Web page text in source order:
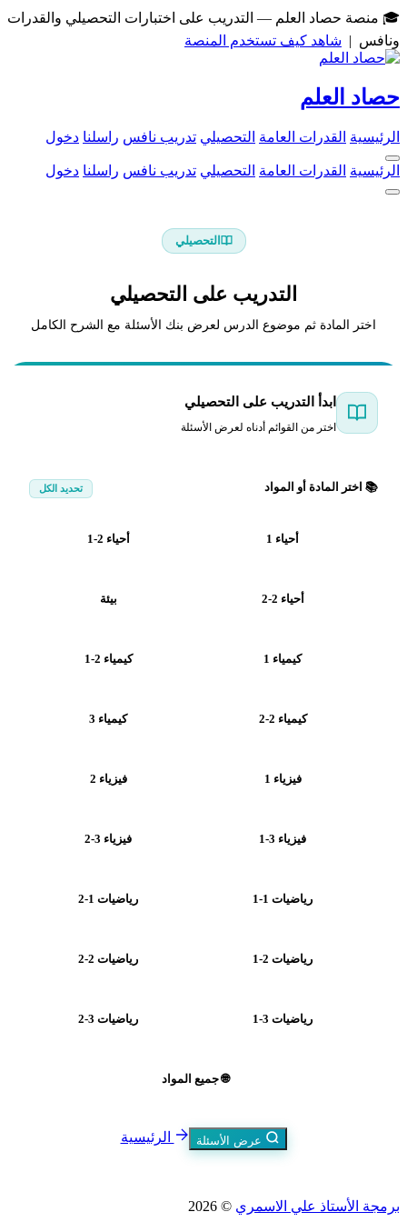
🎓 منصة حصاد العلم — التدريب على اختبارات التحصيلي والقدرات
ونافس | شاهد كيف تستخدم المنصة
حصاد العلم
الرئيسية القدرات العامة التحصيلي تدريب نافس راسلنا دخول
الرئيسية القدرات العامة التحصيلي تدريب نافس راسلنا دخول
التحصيلي
التدريب على التحصيلي
اختر المادة ثم موضوع الدرس لعرض بنك الأسئلة مع الشرح الكامل
ابدأ التدريب على التحصيلي
اختر من القوائم أدناه لعرض الأسئلة
📚 اختر المادة أو المواد تحديد الكل
أحياء 1 أحياء 2-1
أحياء 2-2 بيئة
كيمياء 1 كيمياء 2-1
كيمياء 2-2 كيمياء 3
فيزياء 1 فيزياء 2
فيزياء 3-1 فيزياء 3-2
رياضيات 1-1 رياضيات 1-2
رياضيات 2-1 رياضيات 2-2
رياضيات 3-1 رياضيات 3-2
🌐 جميع المواد
الرئيسية
برمجة الأستاذ علي الاسمري © 2026